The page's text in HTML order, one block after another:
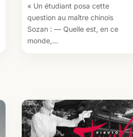
« Un étudiant posa cette
question au maître chinois
Sozan : — Quelle est, en ce
monde,...